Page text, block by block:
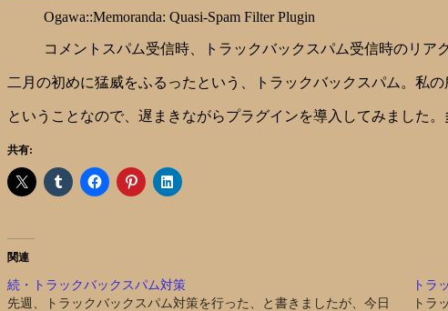
Ogawa::Memoranda: Quasi-Spam Filter Plugin
コメントスパム受信時、トラックバックスパム受信時のリア
二月の初めに猛威をふるったという、トラックバックスパム。私
ということなので、遅まきながらプラグインを導入してみました
共有:
関連
続・トラックバックスパム対策
先週、トラックバックスパム対策を行った、と書きましたが、今日
トラ
トラ